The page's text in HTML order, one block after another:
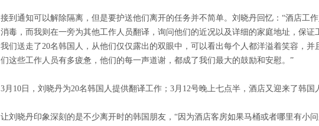
接到通知可以解除隔离，但是要护送他们离开的任务并不简单。刘晓丹回忆：“酒店工
消毒，而我则在一旁为其他工作人员翻译，询问他们的近况以及详细的家庭地址，保证
我们送走了20名韩国人，从他们仅仅露出的双眼中，可以看出每个人都洋溢着笑容，
们这些工作人员有多疲惫，他们的每一声道谢，都成了我们最大的鼓励和安慰。”
3月10日，刘晓丹为20名韩国人提供翻译工作；3月12号晚上七点半，酒店又迎来了韩国
让刘晓丹印象深刻的是不少离开时的韩国朋友，“因为酒店客房如果马桶或者哪里有小